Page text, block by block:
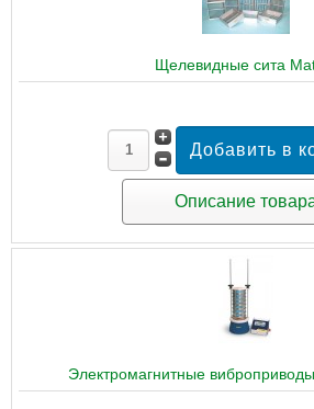
Щелевидные сита
Описание
Электромагнитные